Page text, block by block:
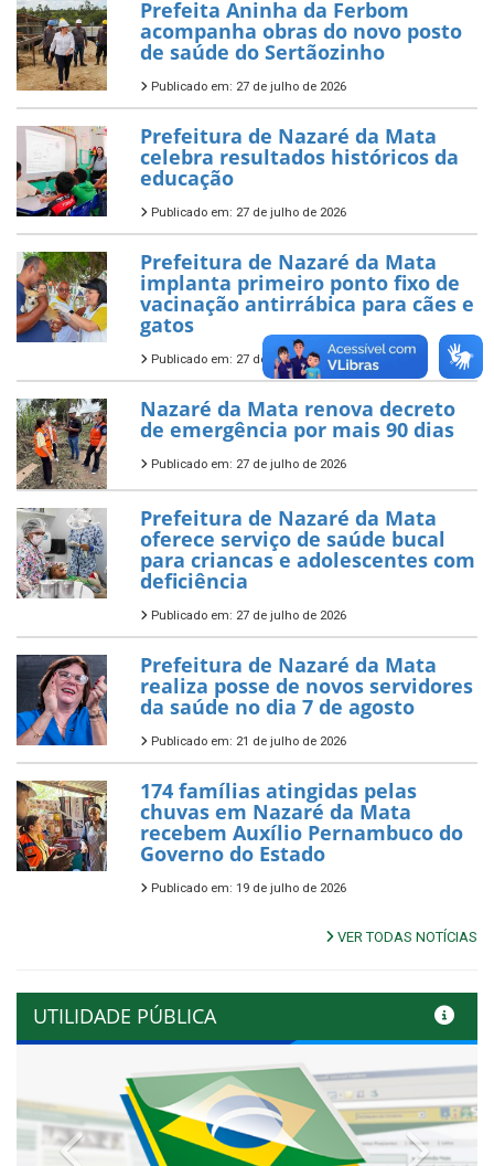
Prefeita Aninha da Ferbom
acompanha obras do novo posto
de saúde do Sertãozinho
Publicado em: 27 de julho de 2026
Prefeitura de Nazaré da Mata
celebra resultados históricos da
educação
Publicado em: 27 de julho de 2026
Prefeitura de Nazaré da Mata
implanta primeiro ponto fixo de
vacinação antirrábica para cães e
gatos
Publicado em: 27 de julho de 2026
Nazaré da Mata renova decreto
de emergência por mais 90 dias
Publicado em: 27 de julho de 2026
Prefeitura de Nazaré da Mata
oferece serviço de saúde bucal
para criancas e adolescentes com
deficiência
Publicado em: 27 de julho de 2026
Prefeitura de Nazaré da Mata
realiza posse de novos servidores
da saúde no dia 7 de agosto
Publicado em: 21 de julho de 2026
174 famílias atingidas pelas
chuvas em Nazaré da Mata
recebem Auxílio Pernambuco do
Governo do Estado
Publicado em: 19 de julho de 2026
VER TODAS NOTÍCIAS
UTILIDADE PÚBLICA
Previous Next